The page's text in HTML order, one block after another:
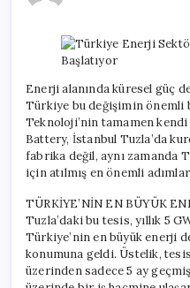
Enerji alanında küresel güç
Türkiye bu değişimin önemli
Teknoloji’nin tamamen
Battery, İstanbul Tuzla’da
fabrika değil, aynı zamanda
için atılmış en önemli
TÜRKİYE’NİN EN BÜYÜK
Tuzla’daki bu tesis, yıllık 5
Türkiye’nin en büyük enerji
konumuna geldi. Üstelik,
üzerinden sadece 5 ay